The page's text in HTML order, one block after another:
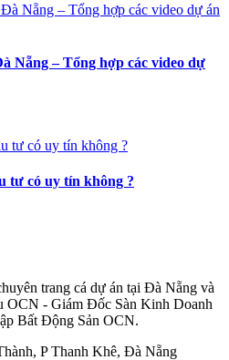
Nẵng – Tổng hợp các video dự
tư có uy tín không ?
trang cá dự án tại Đà Nẵng và
OCN - Giám Đốc Sàn Kinh Doanh
Bất Động Sản OCN.
P Thanh Khê, Đà Nẵng